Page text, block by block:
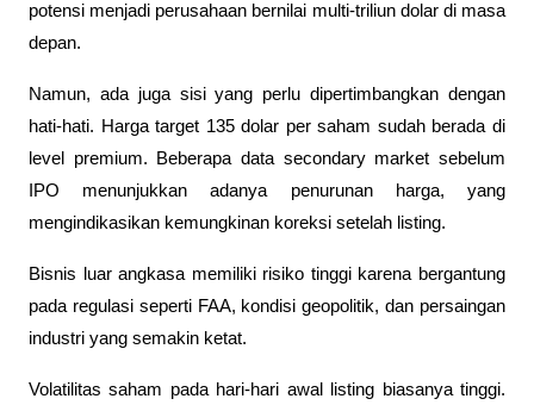
potensi menjadi perusahaan bernilai multi-triliun dolar di masa
depan.
Namun, ada juga sisi yang perlu dipertimbangkan dengan
hati-hati. Harga target 135 dolar per saham sudah berada di
level premium. Beberapa data secondary market sebelum
IPO menunjukkan adanya penurunan harga, yang
mengindikasikan kemungkinan koreksi setelah listing.
Bisnis luar angkasa memiliki risiko tinggi karena bergantung
pada regulasi seperti FAA, kondisi geopolitik, dan persaingan
industri yang semakin ketat.
Volatilitas saham pada hari-hari awal listing biasanya tinggi.